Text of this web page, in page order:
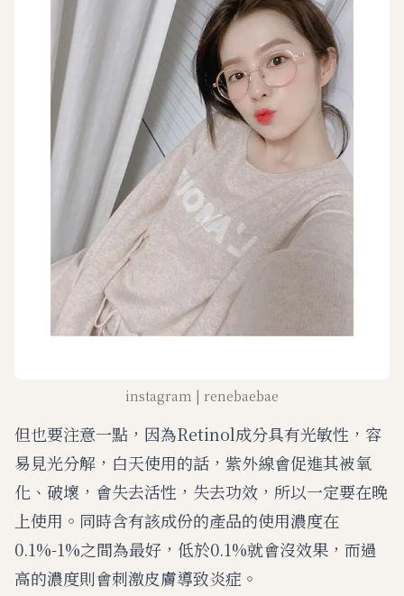
instagram | renebaebae
但也要注意一點，因為Retinol成分具有光敏性，容
易見光分解，白天使用的話，紫外線會促進其被氧
化、破壞，會失去活性，失去功效，所以一定要在晚
上使用。同時含有該成份的產品的使用濃度在
0.1%-1%之間為最好，低於0.1%就會沒效果，而過
高的濃度則會刺激皮膚導致炎症。